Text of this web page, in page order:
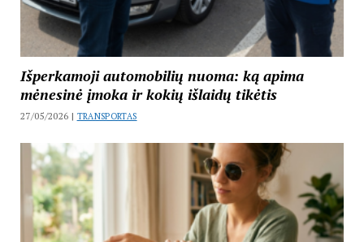
Išperkamoji automobilių nuoma: ką apima
mėnesinė įmoka ir kokių išlaidų tikėtis
27/05/2026 | TRANSPORTAS